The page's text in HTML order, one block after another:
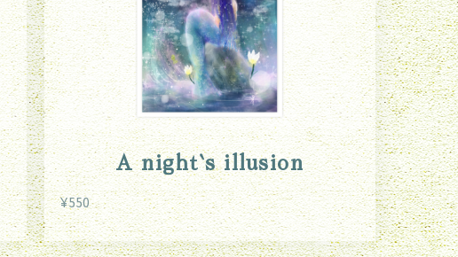
A night`s illusion
¥550